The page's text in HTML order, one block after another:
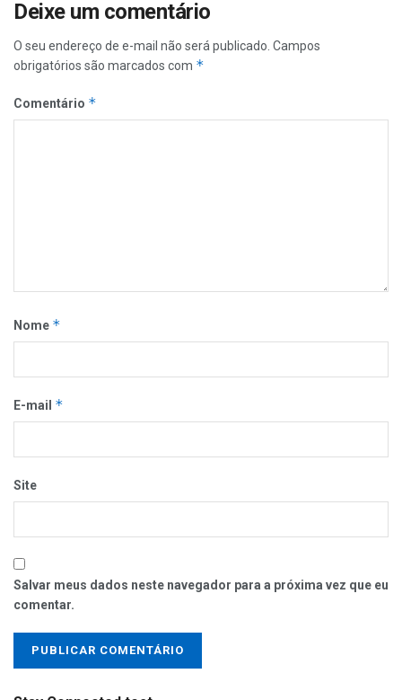
Deixe um comentário
O seu endereço de e-mail não será publicado. Campos
obrigatórios são marcados com *
Comentário *
Nome *
E-mail *
Site
Salvar meus dados neste navegador para a próxima vez que eu
comentar.